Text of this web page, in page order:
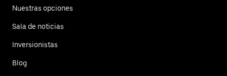
Nuestras opciones
Sala de noticias
Inversionistas
Blog